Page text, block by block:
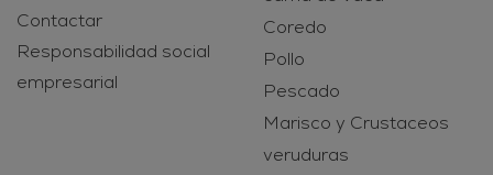
Contactar
Responsabilidad social
empresarial
Coredo
Pollo
Pescado
Marisco y Crustaceos
veruduras